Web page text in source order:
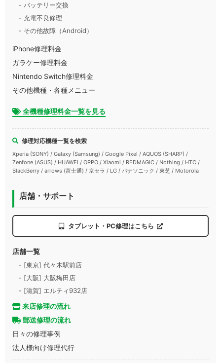
- バッテリー交換
- 充電不良修理
- その他故障（Android）
iPhone修理料金
ガラケー修理料金
Nintendo Switch修理料金
その他機種・各種メニュー
全機種修理料金一覧を見る
修理対応機種一覧を検索
Xperia (SONY) / Galaxy (Samsung) / Google Pixel / AQUOS (SHARP) /
Zenfone (ASUS) / HUAWEI / OPPO / Xiaomi / REDMAGIC / Nothing / HTC /
BlackBerry / arrows (富士通) / 京セラ / LG / パナソニック / 東芝 / Motorola
店舗・サポート
タブレット・PC修理はこちら
店舗一覧
- [東京] 代々木駅前店
- [大阪] 大阪梅田店
- [滋賀] エルティ932店
来店修理の流れ
郵送修理の流れ
日々の修理事例
法人様向け修理代行